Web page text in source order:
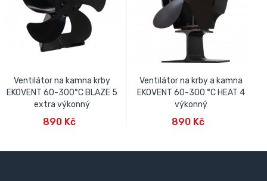
Ventilátor na kamna krby
EKOVENT 60-300°C BLAZE 5
extra výkonný
890 Kč
Ventilátor na krby a kamna
EKOVENT 60-300 °C HEAT 4
výkonný
890 Kč